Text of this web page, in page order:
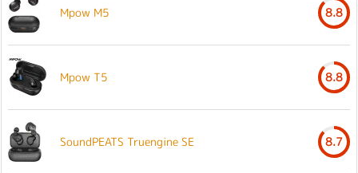
Mpow M5 8.8
Mpow T5 8.8
SoundPEATS Truengine SE 8.7